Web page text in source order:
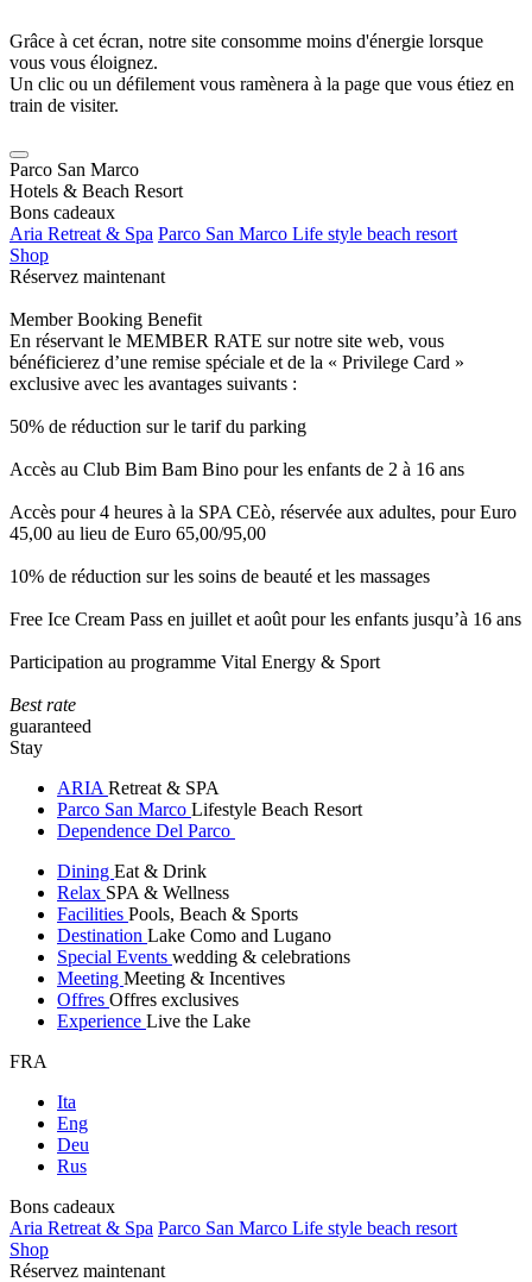
Grâce à cet écran, notre site consomme moins d'énergie lorsque
vous vous éloignez.
Un clic ou un défilement vous ramènera à la page que vous étiez en
train de visiter.
Parco San Marco
Hotels & Beach Resort
Bons cadeaux
Aria Retreat & Spa Parco San Marco Life style beach resort
Shop
Réservez maintenant
Member Booking Benefit
En réservant le MEMBER RATE sur notre site web, vous
bénéficierez d’une remise spéciale et de la « Privilege Card »
exclusive avec les avantages suivants :
50% de réduction sur le tarif du parking
Accès au Club Bim Bam Bino pour les enfants de 2 à 16 ans
Accès pour 4 heures à la SPA CEò, réservée aux adultes, pour Euro
45,00 au lieu de Euro 65,00/95,00
10% de réduction sur les soins de beauté et les massages
Free Ice Cream Pass en juillet et août pour les enfants jusqu’à 16 ans
Participation au programme Vital Energy & Sport
Best rate
guaranteed
Stay
ARIA Retreat & SPA
Parco San Marco Lifestyle Beach Resort
Dependence Del Parco
Dining Eat & Drink
Relax SPA & Wellness
Facilities Pools, Beach & Sports
Destination Lake Como and Lugano
Special Events wedding & celebrations
Meeting Meeting & Incentives
Offres Offres exclusives
Experience Live the Lake
FRA
Ita
Eng
Deu
Rus
Bons cadeaux
Aria Retreat & Spa Parco San Marco Life style beach resort
Shop
Réservez maintenant